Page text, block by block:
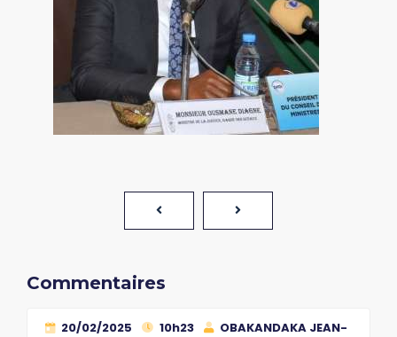
Commentaires
20/02/2025 10h23
OBAKANDAKA JEAN-